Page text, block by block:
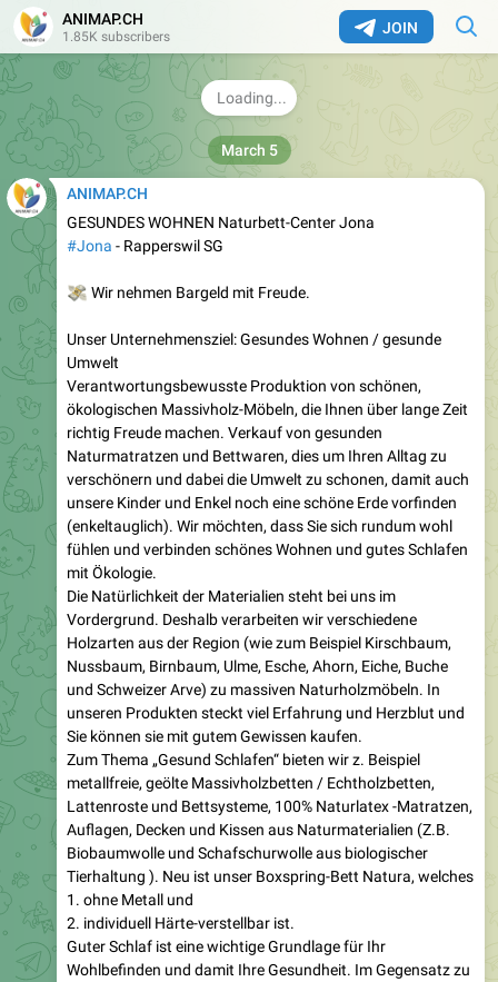
JOIN
ANIMAP.CH
1.85K subscribers
ANIMAP.CH
GESUNDES WOHNEN Naturbett-Center Jona
#Jona - Rapperswil SG
Wir nehmen Bargeld mit Freude.
Unser Unternehmensziel: Gesundes Wohnen / gesunde
Umwelt
Verantwortungsbewusste Produktion von schönen,
ökologischen Massivholz-Möbeln, die Ihnen über lange Zeit
richtig Freude machen. Verkauf von gesunden
Naturmatratzen und Bettwaren, dies um Ihren Alltag zu
verschönern und dabei die Umwelt zu schonen, damit auch
unsere Kinder und Enkel noch eine schöne Erde vorfinden
(enkeltauglich). Wir möchten, dass Sie sich rundum wohl
fühlen und verbinden schönes Wohnen und gutes Schlafen
mit Ökologie.
Die Natürlichkeit der Materialien steht bei uns im
Vordergrund. Deshalb verarbeiten wir verschiedene
Holzarten aus der Region (wie zum Beispiel Kirschbaum,
Nussbaum, Birnbaum, Ulme, Esche, Ahorn, Eiche, Buche
und Schweizer Arve) zu massiven Naturholzmöbeln. In
unseren Produkten steckt viel Erfahrung und Herzblut und
Sie können sie mit gutem Gewissen kaufen.
Zum Thema „Gesund Schlafen“ bieten wir z. Beispiel
metallfreie, geölte Massivholzbetten / Echtholzbetten,
Lattenroste und Bettsysteme, 100% Naturlatex -Matratzen,
Auflagen, Decken und Kissen aus Naturmaterialien (Z.B.
Biobaumwolle und Schafschurwolle aus biologischer
Tierhaltung ). Neu ist unser Boxspring-Bett Natura, welches
1. ohne Metall und
2. individuell Härte-verstellbar ist.
Guter Schlaf ist eine wichtige Grundlage für Ihr
Wohlbefinden und damit Ihre Gesundheit. Im Gegensatz zu
March 5